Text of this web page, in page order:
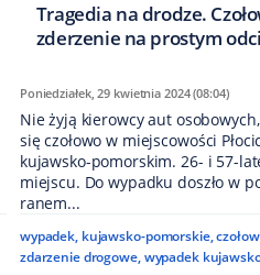
Tragedia na drodze.
zderzenie na prostym
Poniedziałek, 29 kwietnia 2024 (08:04)
Nie żyją kierowcy aut
się czołowo w miejscowości
kujawsko-pomorskim. 26- i 57-
miejscu. Do wypadku doszło w
ranem...
wypadek, kujawsko-pomorskie,
zdarzenie drogowe,wypadek